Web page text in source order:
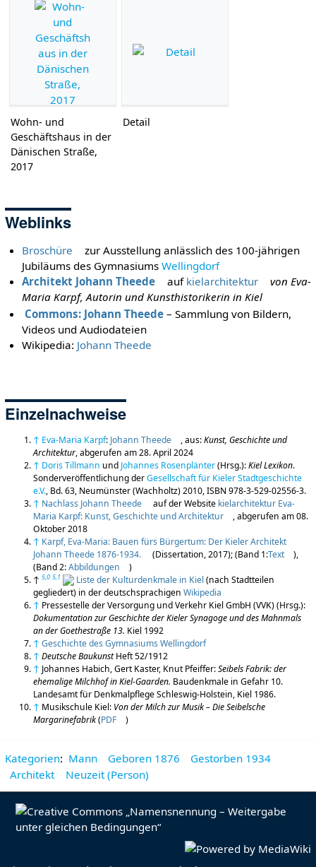
Wohn- und
Geschäftshaus in der
Dänischen Straße,
2017
Detail
Weblinks
Broschüre
zur Ausstellung anlässlich des 100-jährigen
Jubiläums des GymnasiumsWellingdorf
Architekt Johann Theede
auf kielarchitektur
von Eva-
Maria Karpf, Autorin und Kunsthistorikerin in Kiel
Commons: Johann Theede – Sammlung von Bildern,
Videos und Audiodateien
Wikipedia: Johann Theede
Einzelnachweise
↑ Eva-Maria Karpf: Johann Theede , aus:Kunst, Geschichte und
Architektur, abgerufen am 28. April 2024
↑ Doris Tillmann und Johannes Rosenplänter(Hrsg.):Kiel Lexikon.
Sonderveröffentlichung derGesellschaft für Kieler Stadtgeschichte
e.V., Bd. 63, Neumünster (Wachholtz) 2010, ISBN 978-3-529-02556-3.
↑ Nachlass Johann Theede auf der Website kielarchitektur Eva-
Maria Karpf: Kunst, Geschichte und Architektur
, abgerufen am 08.
Oktober 2018
↑ Karpf, Eva-Maria: Bauen fürs Bürgertum: Der Kieler Architekt
Johann Theede 1876-1934.
(Dissertation, 2017); (Band 1:Text
),
(Band 2:Abbildungen
)
↑ 5,0 5,1 Liste der Kulturdenkmale in Kiel (nach Stadtteilen
gegliedert) in der deutschsprachigen Wikipedia
↑ Pressestelle der Versorgung und Verkehr Kiel GmbH (VVK) (Hrsg.):
Dokumentation zur Geschichte der Kieler Synagoge und des Mahnmals
an der Goethestraße 13. Kiel 1992
↑ Geschichte des Gymnasiums Wellingdorf
↑ Deutsche BaukunstHeft 52/1912
↑ Johannes Habich, Gert Kaster, Knut Pfeiffer:Seibels Fabrik: der
ehemalige Milchhof in Kiel-Gaarden. Baudenkmale in Gefahr 10.
Landesamt für Denkmalpflege Schleswig-Holstein, Kiel 1986.
↑ Musikschule Kiel: Von der Milch zur Musik – Die Seibelsche
Margarinefabrik(PDF )
Kategorien: Mann Geboren 1876
Gestorben 1934
Architekt
Neuzeit (Person)